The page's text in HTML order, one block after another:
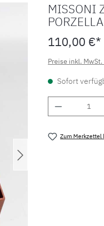
MISSONI
110,00 €*
Preise inkl.
Sofort
Produkt
Zum Merkzettel